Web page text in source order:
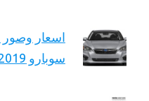
اسعار وصور
سوبارو 2019